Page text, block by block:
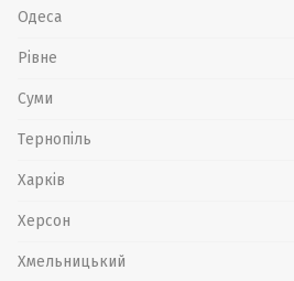
Одеса
Рівне
Суми
Тернопіль
Харків
Херсон
Хмельницький